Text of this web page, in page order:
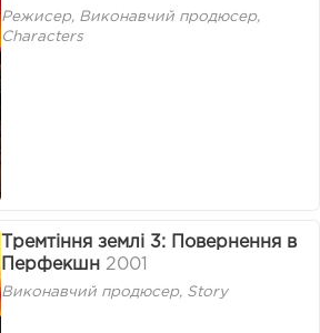
Режисер, Виконавчий продюсер,
Characters
Тремтіння землі 3: Повернення в
Перфекшн 2001
Виконавчий продюсер, Story